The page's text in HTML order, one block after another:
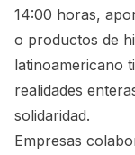
14:00 horas,
o productos de
latinoamericano
realidades
solidaridad.
Empresas